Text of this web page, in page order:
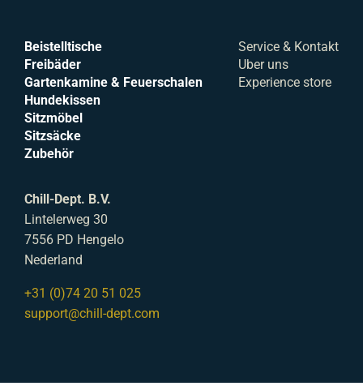
Chill-Dept. B.V.
Lintelerweg 30
7556 PD Hengelo
Nederland
+31 (0)74 20 51 025
support@chill-dept.com
Beistelltische
Freibäder
Gartenkamine & Feuerschalen
Hundekissen
Sitzmöbel
Sitzsäcke
Zubehör
Service & Kontakt
Uber uns
Experience store